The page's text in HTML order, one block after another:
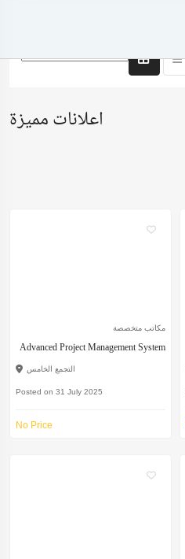
اعلانات مميزة
مكاتب متخصصة
Advanced Project Management System
التجمع الخامس
Posted on 31 July 2025
No Price